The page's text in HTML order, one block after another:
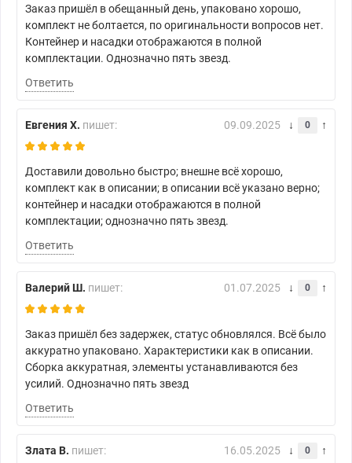
Заказ пришёл в обещанный день, упаковано хорошо,
комплект не болтается, по оригинальности вопросов нет.
Контейнер и насадки отображаются в полной
комплектации. Однозначно пять звезд.
Ответить
Евгения Х. пишет: 09.09.2025 0
Доставили довольно быстро; внешне всё хорошо,
комплект как в описании; в описании всё указано верно;
контейнер и насадки отображаются в полной
комплектации; однозначно пять звезд.
Ответить
Валерий Ш. пишет: 01.07.2025 0
Заказ пришёл без задержек, статус обновлялся. Всё было
аккуратно упаковано. Характеристики как в описании.
Сборка аккуратная, элементы устанавливаются без
усилий. Однозначно пять звезд
Ответить
Злата В. пишет: 16.05.2025 0